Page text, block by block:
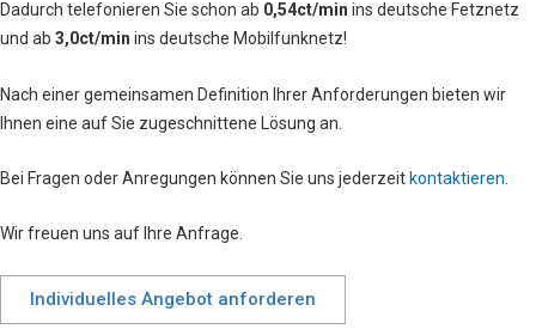
Dadurch telefonieren Sie schon ab 0,54ct/min ins deutsche Fetznetz
und ab 3,0ct/min ins deutsche Mobilfunknetz!
Nach einer gemeinsamen Definition Ihrer Anforderungen bieten wir
Ihnen eine auf Sie zugeschnittene Lösung an.
Bei Fragen oder Anregungen können Sie uns jederzeit kontaktieren
Wir freuen uns auf Ihre Anfrage.
Individuelles Angebot anforderen